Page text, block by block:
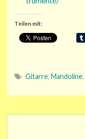
Teilen mit:
Gitarre, Mandoline,